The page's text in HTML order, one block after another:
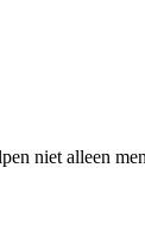
niet alleen